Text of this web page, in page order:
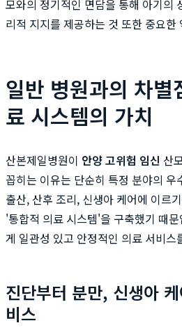
모와의 정기적인 면담을 통해 아기의
리적 지지를 제공하는 것 또한 중요한
일반 병원과의 차별
료 시스템의 가치
산본제일병원이 안양 고위험 임신 산
꼽히는 이유는 단순히 특정 분야의 우
출산, 산후 조리, 신생아 케어에 이르
'통합적 의료 시스템'을 구축했기 때
게 일관성 있고 안정적인 의료 서비
진단부터 분만, 신생아
비스